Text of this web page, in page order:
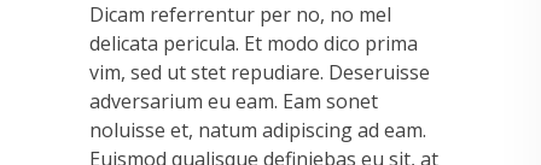
Dicam referrentur per no, no mel
delicata pericula. Et modo dico prima
vim, sed ut stet repudiare. Deseruisse
adversarium eu eam. Eam sonet
noluisse et, natum adipiscing ad eam.
Euismod qualisque definiebas eu sit, at